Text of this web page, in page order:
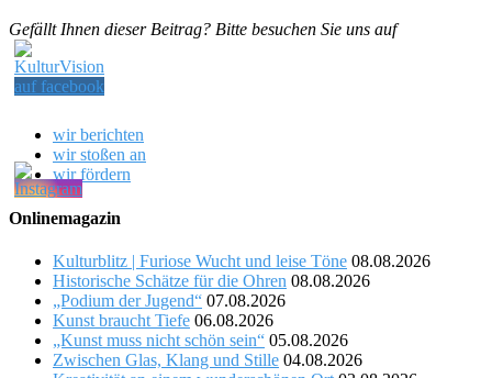
Gefällt Ihnen dieser Beitrag? Bitte besuchen Sie uns auf
wir berichten
wir stoßen an
wir fördern
Onlinemagazin
Kulturblitz | Furiose Wucht und leise Töne 08.08.2026
Historische Schätze für die Ohren 08.08.2026
„Podium der Jugend“ 07.08.2026
Kunst braucht Tiefe 06.08.2026
„Kunst muss nicht schön sein“ 05.08.2026
Zwischen Glas, Klang und Stille 04.08.2026